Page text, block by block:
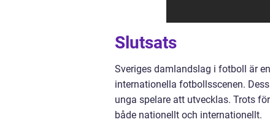
Slutsats
Sveriges damlandslag i fotboll är
internationella fotbollsscenen.
unga spelare att utvecklas. Trots
både nationellt och internationellt.